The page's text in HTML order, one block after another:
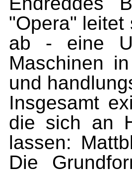
"Opera" leitet
ab - eine
Maschinen
und
Insgesamt
die sich an
lassen:
Die